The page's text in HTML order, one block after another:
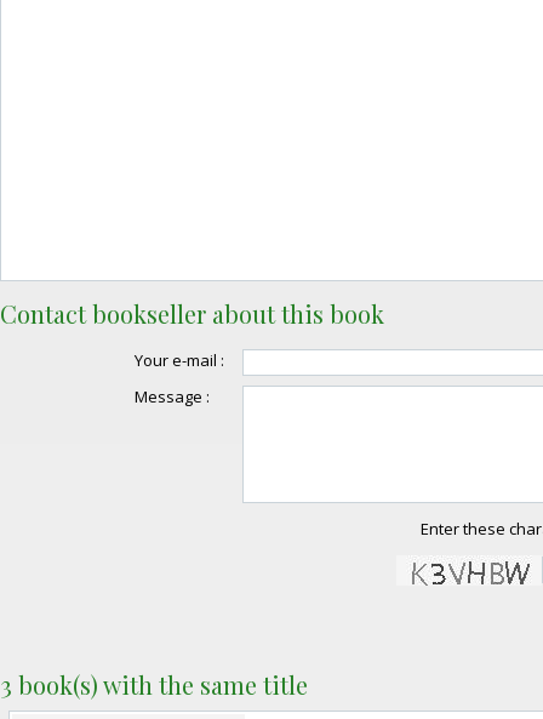
Contact bookseller about this book
Your e-mail :
Message :
Enter these
3 book(s) with the same title